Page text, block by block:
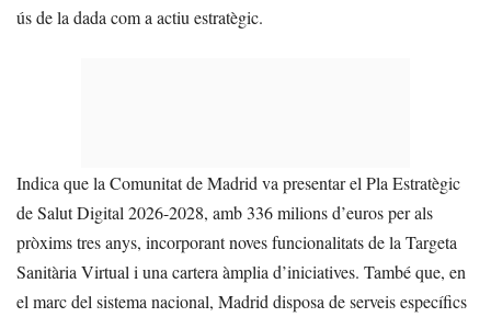
ús de la dada com a actiu estratègic.
Indica que la Comunitat de Madrid va presentar el Pla Estratègic
de Salut Digital 2026-2028, amb 336 milions d’euros per als
pròxims tres anys, incorporant noves funcionalitats de la Targeta
Sanitària Virtual i una cartera àmplia d’iniciatives. També que, en
el marc del sistema nacional, Madrid disposa de serveis específics